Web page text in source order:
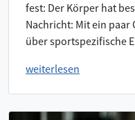
fest: Der Körper hat
Nachricht: Mit ein paar
über sportspezifische
weiterlesen